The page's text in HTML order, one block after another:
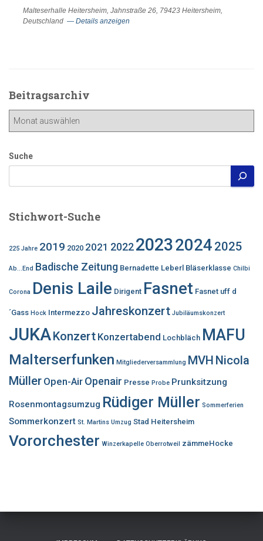
Malteserhalle Heitersheim, Jahnstraße 26, 79423 Heitersheim,
Deutschland — Details anzeigen
Beitragsarchiv
Beitragsarchiv
Suche
Stichwort-Suche
225 Jahre 2019 2020 2021 202220232024 2025
Ab...End Badische Zeitung Bernadette Leberl Bläserklasse Chilbi
Corona Denis Laile Dirigent Fasnet Fasnet uff d
´Gass Hock Intermezzo Jahreskonzert Jubiläumskonzert
JUKAKonzert Konzertabend Lochbläch MAFU
Malterserfunken Mitgliederversammlung MVH Nicola
Müller Open-Air Openair Presse Probe Prunksitzung
Rosenmontagsumzug Rüdiger Müller Sommerferien
Sommerkonzert St. Martins Umzug Stad Heitersheim
Vororchester Winzerkapelle Oberrotweil zämmeHocke